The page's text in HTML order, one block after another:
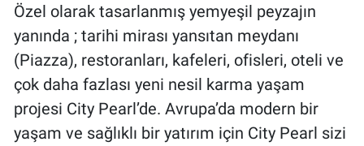
Özel olarak tasarlanmış yemyeşil peyzajın
yanında ; tarihi mirası yansıtan meydanı
(Piazza), restoranları, kafeleri, ofisleri, oteli ve
çok daha fazlası yeni nesil karma yaşam
projesi City Pearl’de. Avrupa’da modern bir
yaşam ve sağlıklı bir yatırım için City Pearl sizi